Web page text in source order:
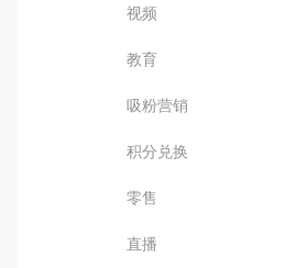
视频
教育
吸粉营销
积分兑换
零售
直播